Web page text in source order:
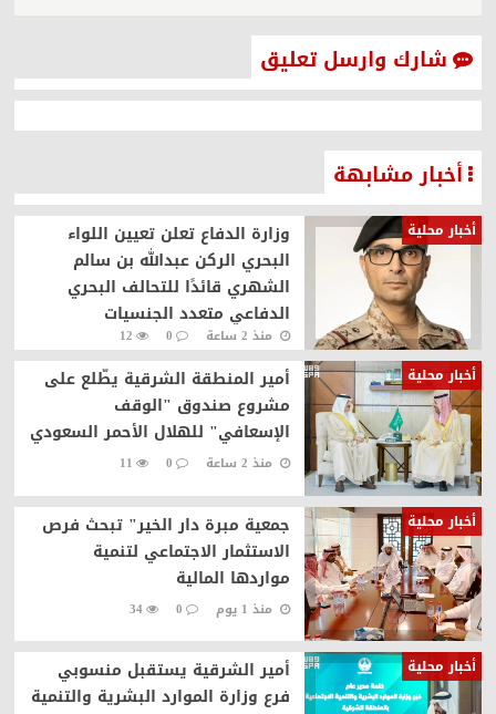
شارك وارسل تعليق
أخبار مشابهة
أخبار محلية
وزارة الدفاع تعلن تعيين اللواء
البحري الركن عبدالله بن سالم
الشهري قائدًا للتحالف البحري
الدفاعي متعدد الجنسيات
منذ 2 ساعة 0
12
أخبار محلية
أمير المنطقة الشرقية يطّلع على
مشروع صندوق "الوقف
الإسعافي" للهلال الأحمر السعودي
منذ 2 ساعة 0
11
أخبار محلية
جمعية مبرة دار الخير" تبحث فرص
الاستثمار الاجتماعي لتنمية
مواردها المالية
منذ 1 يوم 0
34
أخبار محلية
أمير الشرقية يستقبل منسوبي
فرع وزارة الموارد البشرية والتنمية